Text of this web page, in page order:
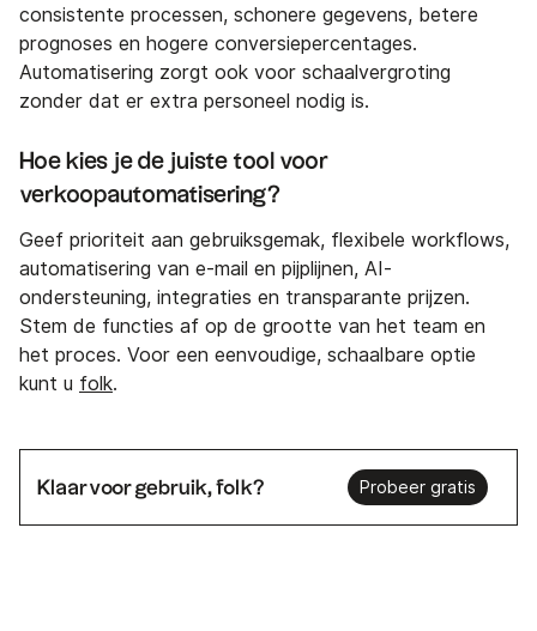
consistente processen, schonere gegevens, betere
prognoses en hogere conversiepercentages.
Automatisering zorgt ook voor schaalvergroting
zonder dat er extra personeel nodig is.
Hoe kies je de juiste tool voor
verkoopautomatisering?
Geef prioriteit aan gebruiksgemak, flexibele workflows,
automatisering van e-mail en pijplijnen, AI-
ondersteuning, integraties en transparante prijzen.
Stem de functies af op de grootte van het team en
het proces. Voor een eenvoudige, schaalbare optie
kunt u folk.
Klaar voor gebruik, folk? Probeer gratis